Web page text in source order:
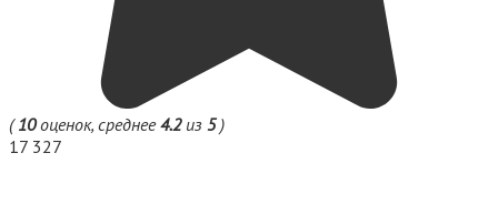
(10оценок, среднее4.2из 5)
17 327